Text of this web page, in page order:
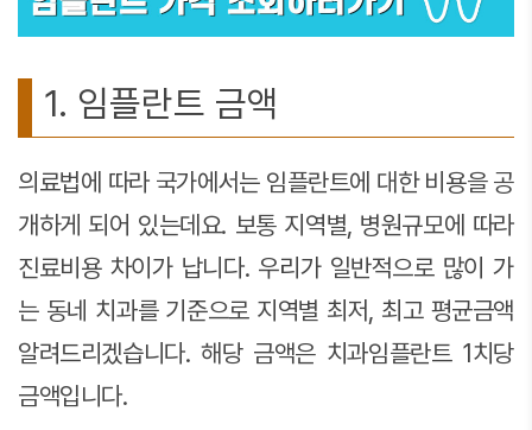
1. 임플란트 금액
의료법에 따라 국가에서는 임플란트에 대한 비용을 공
개하게 되어 있는데요. 보통 지역별, 병원규모에 따라
진료비용 차이가 납니다. 우리가 일반적으로 많이 가
는 동네 치과를 기준으로 지역별 최저, 최고 평균금액
알려드리겠습니다. 해당 금액은 치과임플란트 1치당
금액입니다.